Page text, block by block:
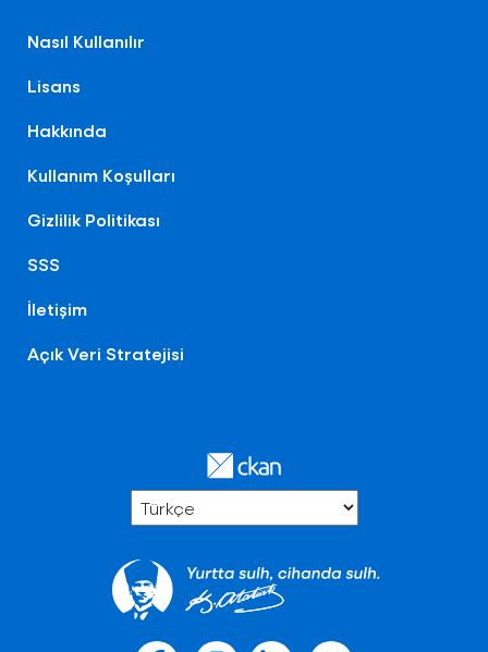
Nasıl Kullanılır
Lisans
Hakkında
Kullanım Koşulları
Gizlilik Politikası
SSS
İletişim
Açık Veri Stratejisi